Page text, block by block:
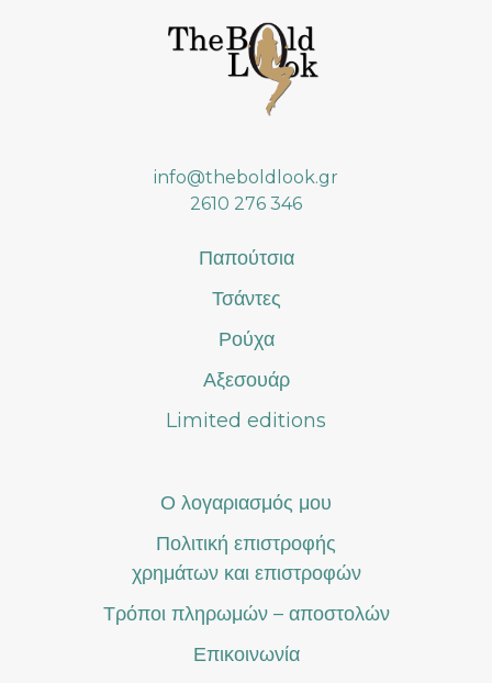
Οι
επιλογές
μπορούν
σελίδα
του
info@theboldlook.gr
2610 276 346
Παπούτσια
Τσάντες
Ρούχα
Αξεσουάρ
Limited editions
Ο λογαριασμός μου
Πολιτική επιστροφής
χρημάτων και επιστροφών
Τρόποι πληρωμών – αποστολών
Επικοινωνία